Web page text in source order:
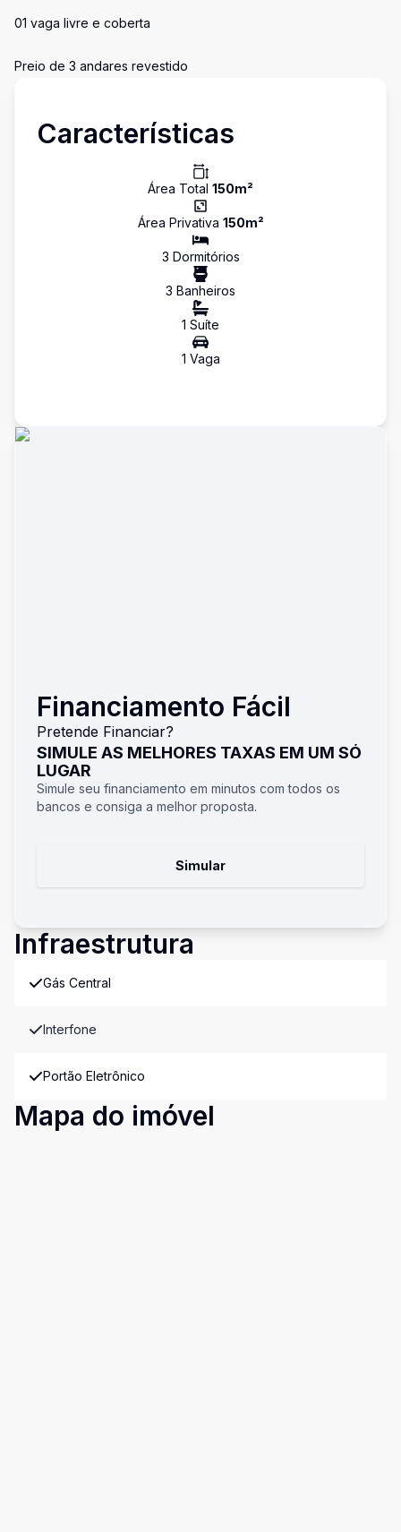
01 vaga livre e coberta
Preio de 3 andares revestido
Características
Área Total 150m²
Área Privativa 150m²
3 Dormitórios
3 Banheiros
1 Suíte
1 Vaga
Financiamento Fácil
Pretende Financiar?
SIMULE AS MELHORES TAXAS EM UM SÓ
LUGAR
Simule seu financiamento em minutos com todos os
bancos e consiga a melhor proposta.
Simular
Infraestrutura
Gás Central
Interfone
Portão Eletrônico
Mapa do imóvel